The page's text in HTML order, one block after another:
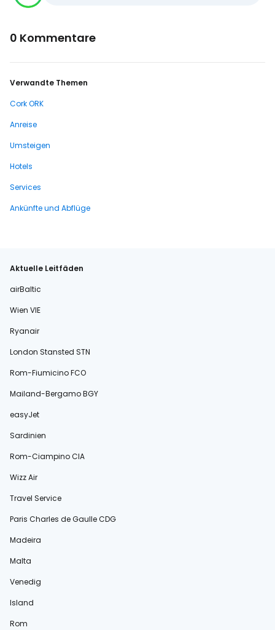
0 Kommentare
Verwandte Themen
Cork ORK
Anreise
Umsteigen
Hotels
Services
Ankünfte und Abflüge
Aktuelle Leitfäden
airBaltic
Wien VIE
Ryanair
London Stansted STN
Rom-Fiumicino FCO
Mailand-Bergamo BGY
easyJet
Sardinien
Rom-Ciampino CIA
Wizz Air
Travel Service
Paris Charles de Gaulle CDG
Madeira
Malta
Venedig
Island
Rom